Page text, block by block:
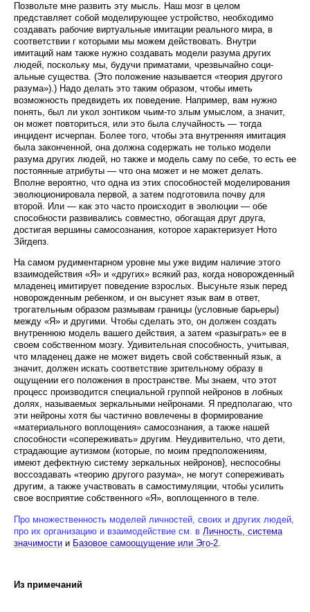
Позвольте мне развить эту мысль. Наш мозг в целом
представляет собой моделирующее устройство, необходимо
создавать рабочие виртуальные имита­ции реального мира, в
соответствии г которыми мы можем действовать. Внутри
имитаций нам также нужно создавать модели разума других
людей, поскольку мы, будучи приматами, чрезвычайно соци­
альные существа. (Это положение называется «тео­рия другого
разума»).) Надо делать это таким образом, чтобы иметь
возможность предвидеть их поведение. Например, вам нужно
понять, был ли укол зонтиком чьим-то злым умыслом, а значит,
он может повто­риться, или это была случайность — тогда
инцидент исчерпан. Более того, чтобы эта внутренняя имита­ция
была законченной, она должна содержать не только модели
разума других людей, но также и мо­дель саму по себе, то есть ее
постоянные атрибу­ты — что она может и не может делать.
Вполне веро­ятно, что одна из этих способностей моделирования
эволюционировала первой, а затем подготовила почву для
второй. Или — как это часто происходит в эволюции — обе
способности развивались совмест­но, обогащая друг друга,
достигая вершины самосо­знания, которое характеризует Ното
Зйгдепз.
На самом рудиментарном уровне мы уже видим наличие этого
взаимодействия «Я» и «других» вся­кий раз, когда новорожденный
младенец имитирует поведение взрослых. Высуньте язык перед
новорож­денным ребенком, и он высунет язык вам в ответ,
трогательным образом размывам границы (условные барьеры)
между «Я» и другими. Чтобы сделать это, он должен создать
внутреннюю модель вашего действия, а затем «разыграть» ее в
своем собственном мозгу. Удивительная способность, учитывая,
что мла­денец даже не может видеть свой собственный язык, а
значит, должен искать соответствие зрительному образу в
ощущении его положения в пространстве. Мы знаем, что этот
процесс производится специаль­ной группой нейронов в лобных
долях, называемых зеркальными нейронами. Я предполагаю, что
эти ней­роны хотя бы частично вовлечены в формирование
«материального воплощения» самосознания, а также нашей
способности «сопереживать» другим. Неудивительно, что дети,
страдающие аутизмом (которые, по моим предположениям,
имеют дефектную систему зеркальных нейронов}, неспособны
воссоздавать «теорию другого разума», не могут сопереживать
дру­гим, а также участвовать в самостимуляции, чтобы усилить
свое восприятие собственного «Я», вопло­щенного в теле.
Про множественность моделей личностей, своих и других людей,
про их организацию и взаимодействие см. в Личность, система
значимости и Базовое самоощущение или Эго-2
Из примечаний